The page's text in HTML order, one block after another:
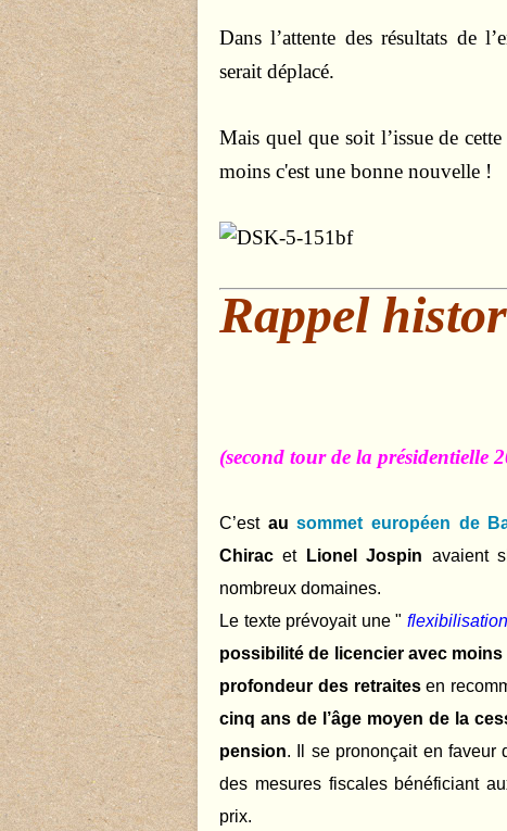
Dans l’attente des résultats de
serait déplacé.
Mais quel que soit l’issue de
moins c'est une bonne nouvelle !
Rappel
(second tour de la présidentielle
C’est ausommet européen de
Chirac et Lionel Jospin avaient
nombreux domaines.
Le texte prévoyait une " flexibilisation
possibilité de licencier avec
profondeur des retraites en
cinq ans de l’âge moyen de la
pension. Il se prononçait en faveur
des mesures fiscales bénéficiant
prix.